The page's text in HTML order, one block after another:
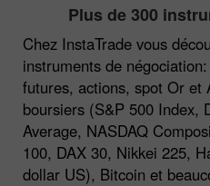
Plus de 300
Chez InstaTrade vous
instruments de
futures, actions, spot Or et
boursiers (S&P 500 Index,
Average, NASDAQ
100, DAX 30, Nikkei 225,
dollar US), Bitcoin et